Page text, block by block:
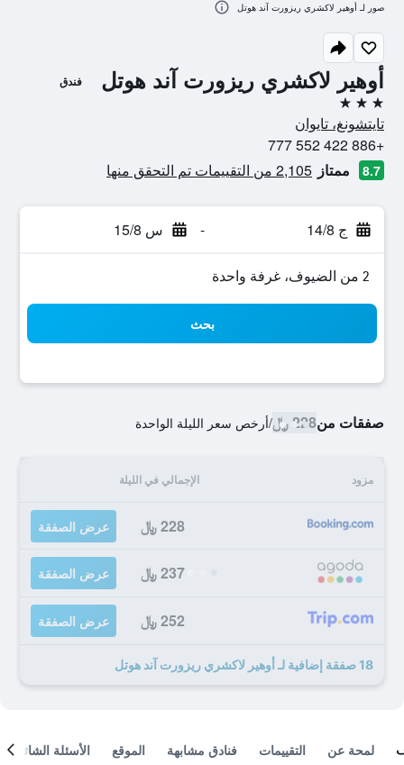
أوهير لاكشري ريزورت آند هوتل فندق
3 نجوم
تايتشونغ، تايوان
+886 422 552 777
8.7 ممتاز 2,105 من التقييمات تم التحقق منها
ج 14/8 - س 15/8
2 من الضيوف، غرفة واحدة
بحث
صفقات من228 ﷼ /أرخص سعر الليلة الواحدة
مزود الإجمالي في الليلة
228 ﷼ عرض الصفقة
237 ﷼ عرض الصفقة
252 ﷼ عرض الصفقة
18 صفقة إضافية لـ أوهير لاكشري ريزورت آند هوتل
صور لـ أوهير لاكشري ريزورت آند هوتل
لمحة عن التقييمات فنادق مشابهة الموقع الأسئلة الشائعة